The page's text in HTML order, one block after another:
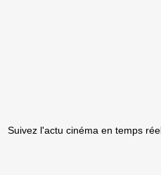
Suivez l'actu cinéma en temps réel